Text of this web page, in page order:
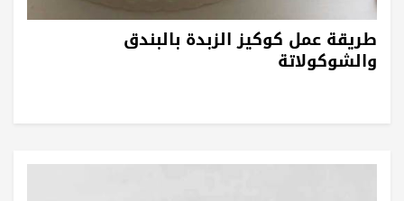
طريقة عمل كوكيز الزبدة بالبندق
والشوكولاتة